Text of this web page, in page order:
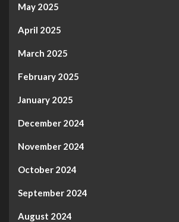
May 2025
April 2025
March 2025
February 2025
January 2025
December 2024
November 2024
October 2024
September 2024
August 2024